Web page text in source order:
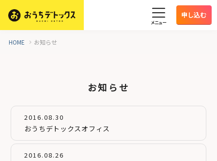
メニュー
申し込む
HOME お知らせ
お知らせ
2016.08.30
おうちデトックスオフィス
2016.08.26